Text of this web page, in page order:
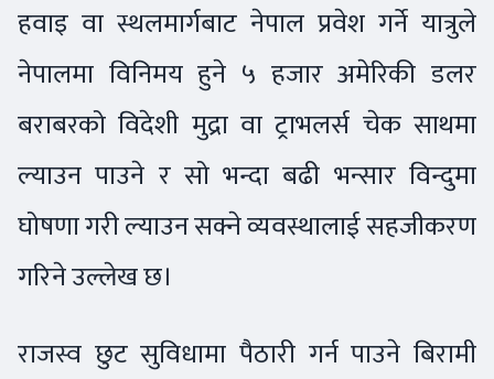
हवाइ वा स्थलमार्गबाट नेपाल प्रवेश गर्ने यात्रुले
नेपालमा विनिमय हुने ५ हजार अमेरिकी डलर
बराबरको विदेशी मुद्रा वा ट्राभलर्स चेक साथमा
ल्याउन पाउने र सो भन्दा बढी भन्सार विन्दुमा
घोषणा गरी ल्याउन सक्ने व्यवस्थालाई सहजीकरण
गरिने उल्लेख छ।
राजस्व छुट सुविधामा पैठारी गर्न पाउने बिरामी